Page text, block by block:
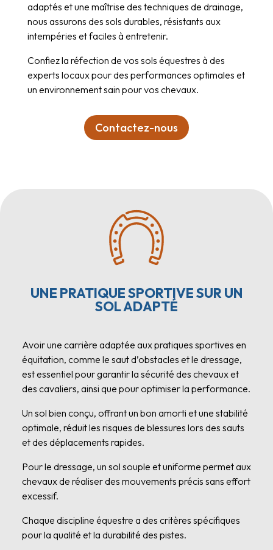
adaptés et une maîtrise des techniques de drainage,
nous assurons des sols durables, résistants aux
intempéries et faciles à entretenir.
Confiez la réfection de vos sols équestres à des
experts locaux pour des performances optimales et
un environnement sain pour vos chevaux.
Contactez-nous
UNE PRATIQUE SPORTIVE SUR UN
SOL ADAPTÉ
Avoir une carrière adaptée aux pratiques sportives en
équitation, comme le saut d’obstacles et le dressage,
est essentiel pour garantir la sécurité des chevaux et
des cavaliers, ainsi que pour optimiser la performance.
Un sol bien conçu, offrant un bon amorti et une stabilité
optimale, réduit les risques de blessures lors des sauts
et des déplacements rapides.
Pour le dressage, un sol souple et uniforme permet aux
chevaux de réaliser des mouvements précis sans effort
excessif.
Chaque discipline équestre a des critères spécifiques
pour la qualité et la durabilité des pistes.